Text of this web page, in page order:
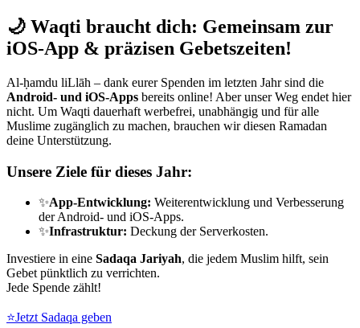
🌙 Waqti braucht dich: Gemeinsam zur
iOS-App & präzisen Gebetszeiten!
Al-ḥamdu liLlāh – dank eurer Spenden im letzten Jahr sind die
Android- und iOS-Apps bereits online! Aber unser Weg endet hier
nicht. Um Waqti dauerhaft werbefrei, unabhängig und für alle
Muslime zugänglich zu machen, brauchen wir diesen Ramadan
deine Unterstützung.
Unsere Ziele für dieses Jahr:
✨App-Entwicklung: Weiterentwicklung und Verbesserung
der Android- und iOS-Apps.
✨Infrastruktur: Deckung der Serverkosten.
Investiere in eine Sadaqa Jariyah, die jedem Muslim hilft, sein
Gebet pünktlich zu verrichten.
Jede Spende zählt!
⭐Jetzt Sadaqa geben